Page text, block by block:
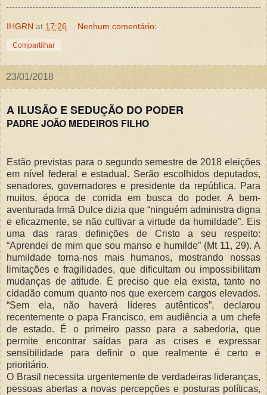
IHGRN at 17:26 Nenhum comentário:
Compartilhar
23/01/2018
A ILUSÃO E SEDUÇÃO DO PODER
PADRE JOÃO MEDEIROS FILHO
Estão previstas para o segundo semestre de 2018 eleições
em nível federal e estadual. Serão escolhidos deputados,
senadores, governadores e presidente da república. Para
muitos, época de corrida em busca do poder. A bem-
aventurada Irmã Dulce dizia que “ninguém administra digna
e eficazmente, se não cultivar a virtude da humildade”. Eis
uma das raras definições de Cristo a seu respeito:
“Aprendei de mim que sou manso e humilde” (Mt 11, 29). A
humildade torna-nos mais humanos, mostrando nossas
limitações e fragilidades, que dificultam ou impossibilitam
mudanças de atitude. É preciso que ela exista, tanto no
cidadão comum quanto nos que exercem cargos elevados.
“Sem ela, não haverá líderes autênticos”, declarou
recentemente o papa Francisco, em audiência a um chefe
de estado. É o primeiro passo para a sabedoria, que
permite encontrar saídas para as crises e expressar
sensibilidade para definir o que realmente é certo e
prioritário.
O Brasil necessita urgentemente de verdadeiras lideranças,
pessoas abertas a novas percepções e posturas políticas,